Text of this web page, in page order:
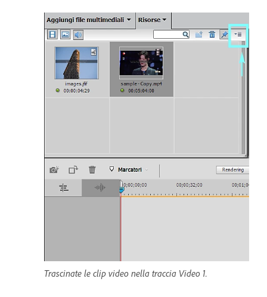
Trascinate le clip video nella traccia Video 1.